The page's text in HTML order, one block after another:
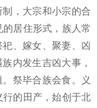
，大宗和小宗的合
居住形式，族人常
、嫁女、聚妻、凶
内发生吉凶大事，
祭毕合族会食。义
的田产，始创于北